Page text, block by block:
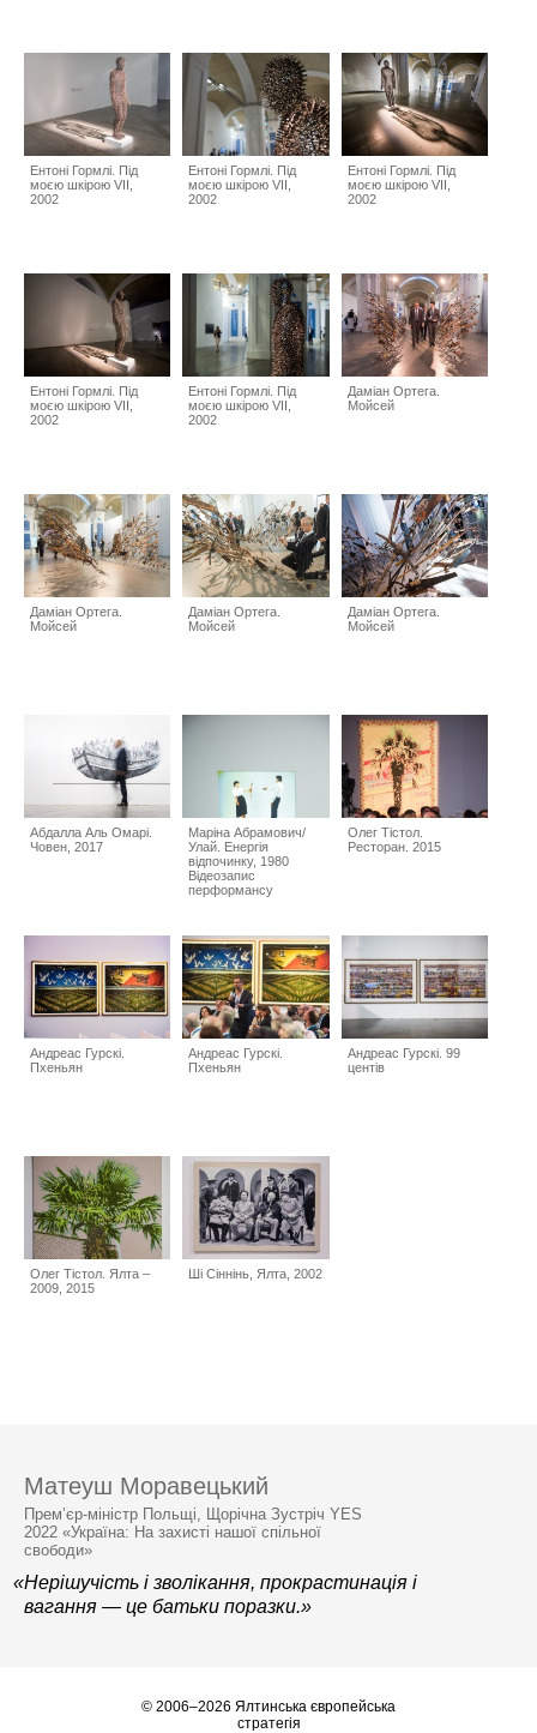
Ентоні Гормлі. Під
моєю шкірою VII,
2002
Ентоні Гормлі. Під
моєю шкірою VII,
2002
Ентоні Гормлі. Під
моєю шкірою VII,
2002
Ентоні Гормлі. Під
моєю шкірою VII,
2002
Ентоні Гормлі. Під
моєю шкірою VII,
2002
Даміан Ортега.
Мойсей
Даміан Ортега.
Мойсей
Даміан Ортега.
Мойсей
Даміан Ортега.
Мойсей
Абдалла Аль Омарі.
Човен, 2017
Маріна Абрамович/
Улай. Енергія
відпочинку, 1980
Відеозапис
перформансу
Олег Тістол.
Ресторан. 2015
Андреас Гурскі.
Пхеньян
Андреас Гурскі.
Пхеньян
Андреас Гурскі. 99
центів
Олег Тістол. Ялта –
2009, 2015
Ші Сіннінь, Ялта, 2002
Матеуш Моравецький
Прем’єр-міністр Польщі, Щорічна Зустріч YES
2022 «Україна: На захисті нашої спільної
свободи»
«Нерішучість і зволікання, прокрастинація і
вагання — це батьки поразки.»
© 2006–2026 Ялтинська європейська
стратегія